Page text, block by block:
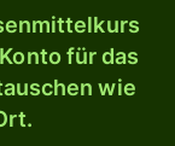
für das
wie